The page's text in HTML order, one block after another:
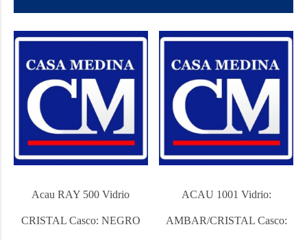
Acau RAY 500 Vidrio
CRISTAL Casco: NEGRO
ACAU 1001 Vidrio:
AMBAR/CRISTAL Casco: